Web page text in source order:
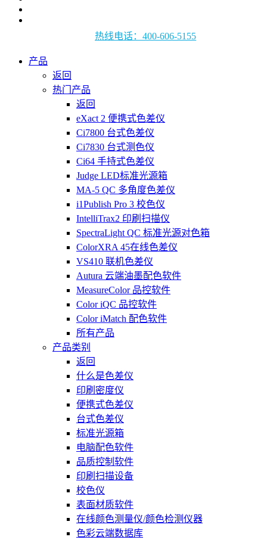
热线电话：400-606-5155
产品
返回
热门产品
返回
eXact 2 便携式色差仪
Ci7800 台式色差仪
Ci7830 台式测色仪
Ci64 手持式色差仪
Judge LED标准光源箱
MA-5 QC 多角度色差仪
i1Publish Pro 3 校色仪
IntelliTrax2 印刷扫描仪
SpectraLight QC 标准光源对色箱
ColorXRA 45在线色差仪
VS410 联机色差仪
Autura 云端油墨配色软件
MeasureColor 品控软件
Color iQC 品控软件
Color iMatch 配色软件
所有产品
产品类别
返回
什么是色差仪
印刷密度仪
便携式色差仪
台式色差仪
标准光源箱
电脑配色软件
品质控制软件
印刷扫描设备
校色仪
表面材质软件
在线颜色测量仪/颜色检测仪器
色彩云端数据库